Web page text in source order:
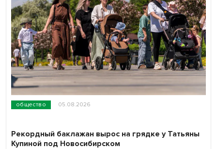
общество 05.08.2026
Рекордный баклажан вырос на грядке у Татьяны
Купиной под Новосибирском